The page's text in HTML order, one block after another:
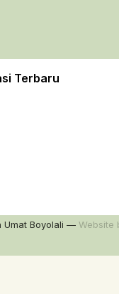
Terbaru
Umat Boyolali — Website